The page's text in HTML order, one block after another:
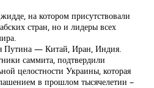
на котором присутствовали
стран, но и лидеры всех
Путина — Китай, Иран, Индия.
саммита, подтвердили
целостности Украины, которая
в прошлом тысячелетии –